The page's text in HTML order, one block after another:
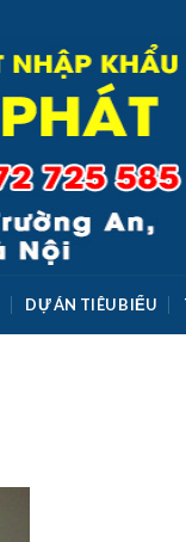
DỰ ÁN TIÊU BIỂU